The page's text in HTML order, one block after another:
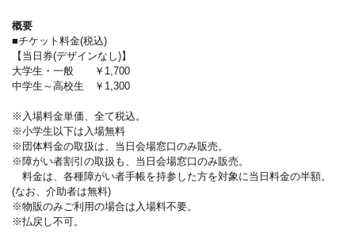
概要
■チケット料金(税込)
【当日券(デザインなし)】
大学生・一般 ￥1,700
中学生～高校生 ￥1,300
※入場料金単価、全て税込。
※小学生以下は入場無料
※団体料金の取扱は、当日会場窓口のみ販売。
※障がい者割引の取扱も、当日会場窓口のみ販売。
料金は、各種障がい者手帳を持参した方を対象に当日料金の半額。
(なお、介助者は無料)
※物販のみご利用の場合は入場料不要。
※払戻し不可。